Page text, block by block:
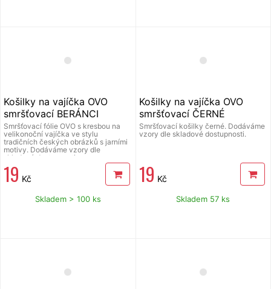
Košilky na vajíčka OVO
smršťovací BERÁNCI
Smršťovací fólie OVO s kresbou na
velikonoční vajíčka ve stylu
tradičních českých obrázků s jarními
motivy. Dodáváme vzory dle
skladové dostupnosti.
19 Kč
Skladem > 100 ks
Košilky na vajíčka OVO
smršťovací ČERNÉ
Smršťovací košilky černé. Dodáváme
vzory dle skladové dostupnosti.
19 Kč
Skladem 57 ks